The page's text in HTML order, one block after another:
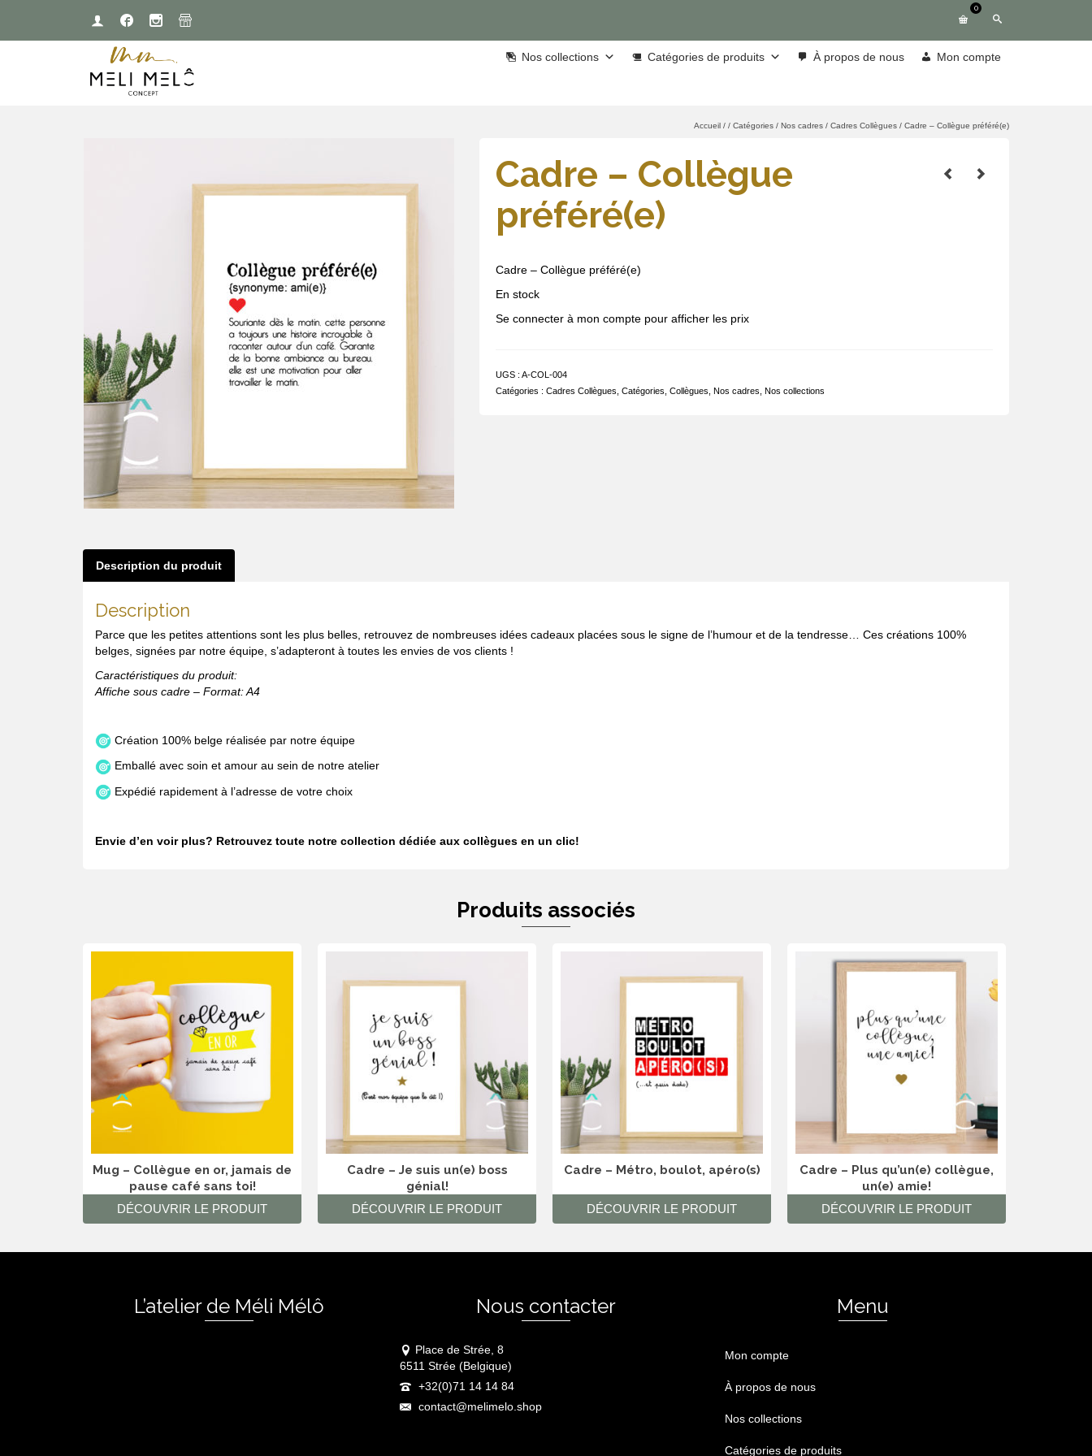
0
Nos collections Catégories de produits À propos de nous Mon compte
Accueil / / Catégories / Nos cadres / Cadres Collègues / Cadre – Collègue préféré(e)
Cadre – Collègue
préféré(e)
Cadre – Collègue préféré(e)
En stock
Se connecter à mon compte pour afficher les prix
UGS : A-COL-004
Catégories : Cadres Collègues Catégories Collègues Nos cadres Nos collections
Description du produit
Description
Parce que les petites attentions sont les plus belles, retrouvez de nombreuses idées cadeaux placées sous le signe de l’humour et de la tendresse… Ces créations 100%
belges, signées par notre équipe, s’adapteront à toutes les envies de vos clients !
Caractéristiques du produit:
Affiche sous cadre – Format: A4
Création 100% belge réalisée par notre équipe
Emballé avec soin et amour au sein de notre atelier
Expédié rapidement à l’adresse de votre choix
Envie d’en voir plus? Retrouvez toute notre collection dédiée aux collègues en un clic!
Produits associés
Mug – Collègue en or, jamais de
pause café sans toi!
DÉCOUVRIR LE PRODUIT
Cadre – Je suis un(e) boss
génial!
DÉCOUVRIR LE PRODUIT
Cadre – Métro, boulot, apéro(s)
DÉCOUVRIR LE PRODUIT
Cadre – Plus qu’un(e) collègue,
un(e) amie!
DÉCOUVRIR LE PRODUIT
L’atelier de Méli Mélô Nous contacter
Place de Strée, 8
6511 Strée (Belgique)
+32(0)71 14 14 84
contact@melimelo.shop
Menu
Mon compte
À propos de nous
Nos collections
Catégories de produits